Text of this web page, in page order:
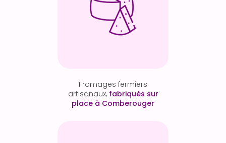
Fromages fermiers
artisanaux, fabriqués sur
place à Comberouger